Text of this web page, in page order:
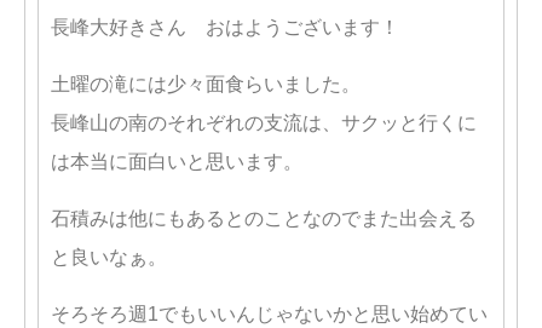
長峰大好きさん おはようございます！
土曜の滝には少々面食らいました。
長峰山の南のそれぞれの支流は、サクッと行くに
は本当に面白いと思います。
石積みは他にもあるとのことなのでまた出会える
と良いなぁ。
そろそろ週1でもいいんじゃないかと思い始めてい